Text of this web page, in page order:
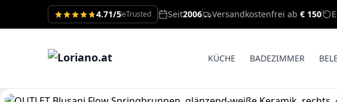
4.71/5eTrusted Seit2006 Versandkostenfrei ab € 150
KÜCHE BADEZIMMER